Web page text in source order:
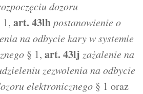
dozoru
1, art. 43lh postanowienie o
na odbycie kary w systemie
§ 1, art. 43lj zażalenie na
zezwolenia na odbycie
elektronicznego § 1 oraz